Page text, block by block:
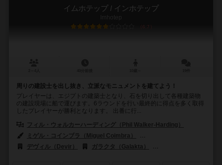
イムホテップ / インホテップ
Imhotep
6.7
周りの建設士を出し抜き、立派なモニュメントを建てよう！
プレイヤーは、エジプトの建築士となり、石を切り出して各種建築物
の建設現場に船で運びます。6ラウンドを行い最終的に得点を多く取得
したプレイヤーが勝利となります。 出番に行...
フィル・ウォルカーハーディング（Phil Walker-Harding）
ミゲル・コインブラ（Miguel Coimbra）
デヴィル（Devir）
ガラクタ（Galakta）